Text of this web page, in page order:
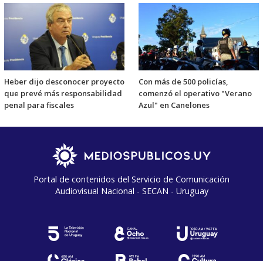
Heber dijo desconocer proyecto
que prevé más responsabilidad
penal para fiscales
Con más de 500 policías,
comenzó el operativo "Verano
Azul" en Canelones
Portal de contenidos del Servicio de Comunicación
Audiovisual Nacional - SECAN - Uruguay